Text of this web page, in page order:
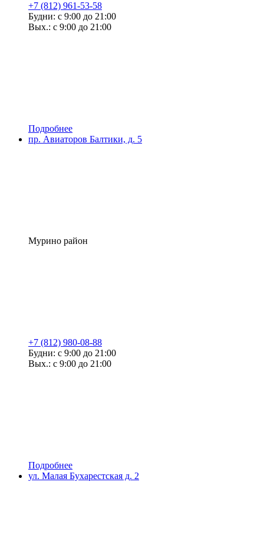
+7 (812) 961-53-58
Будни: с 9:00 до 21:00
Вых.: с 9:00 до 21:00
Подробнее
пр. Авиаторов Балтики, д. 5
Мурино район
+7 (812) 980-08-88
Будни: с 9:00 до 21:00
Вых.: с 9:00 до 21:00
Подробнее
ул. Малая Бухарестская д. 2